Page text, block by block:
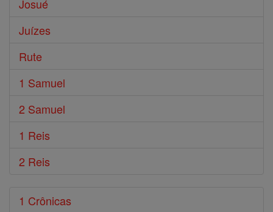
Josué
Juízes
Rute
1 Samuel
2 Samuel
1 Reis
2 Reis
1 Crônicas